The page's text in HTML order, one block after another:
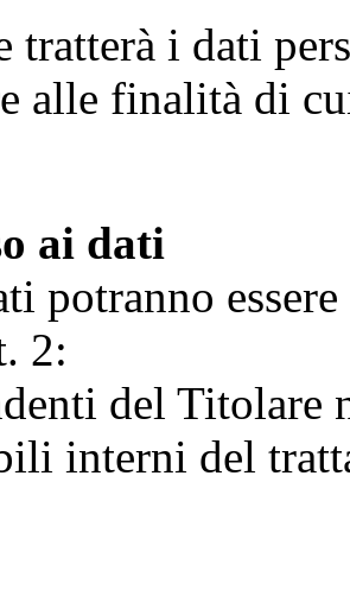
tratterà i dati
alle finalità di
ai dati
potranno
2:
del Titolare
interni del